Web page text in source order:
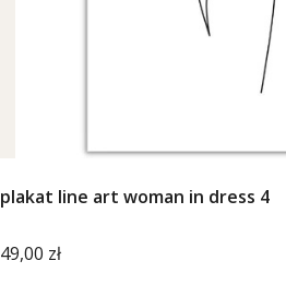
plakat line art woman in dress 4
Cena
49,00 zł